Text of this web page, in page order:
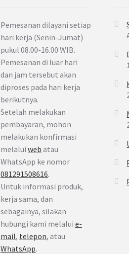
Pemesanan dilayani setiap
hari kerja (Senin-Jumat)
pukul 08.00-16.00 WIB.
Pemesanan di luar hari
dan jam tersebut akan
diproses pada hari kerja
berikutnya.
Setelah melakukan
pembayaran, mohon
melakukan konfirmasi
melaluiweb atau
WhatsApp ke nomor
081291508616.
Untuk informasi produk,
kerja sama, dan
sebagainya, silakan
hubungi kami melaluie-
mail, telepon, atau
WhatsApp.